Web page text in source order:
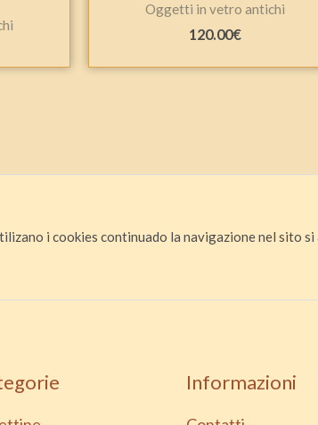
Oggetti in vetro antichi
120.00€
i cookies continuado la navigazione nel sito
Informazioni